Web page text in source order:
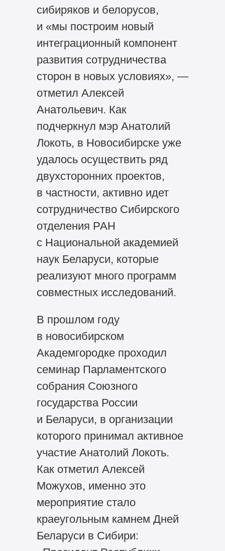
сибиряков и белорусов,
и «мы построим новый
интеграционный компонент
развития сотрудничества
сторон в новых условиях», —
отметил Алексей
Анатольевич. Как
подчеркнул мэр Анатолий
Локоть, в Новосибирске уже
удалось осуществить ряд
двухсторонних проектов,
в частности, активно идет
сотрудничество Сибирского
отделения РАН
с Национальной академией
наук Беларуси, которые
реализуют много программ
совместных исследований.
В прошлом году
в новосибирском
Академгородке проходил
семинар Парламентского
собрания Союзного
государства России
и Беларуси, в организации
которого принимал активное
участие Анатолий Локоть.
Как отметил Алексей
Можухов, именно это
мероприятие стало
краеугольным камнем Дней
Беларуси в Сибири: